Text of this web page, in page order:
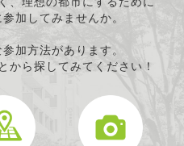
、理想の都市にするために
加してみませんか。
加方法があります。
から探してみてください！